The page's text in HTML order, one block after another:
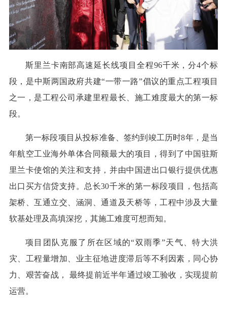
斯里兰卡南部高速延长线项目全程96千米，分4个标
段，是中斯两国政府共建“一带一路”倡议的重点工程项目
之一，是工程公司承建里程最长、施工难度最大的第一标
段。
第一标段项目从投标准备、签约到竣工历时8年，是当
年航空工业海外单体合同额最大的项目，得到了中国驻斯
里兰卡使馆的关注和支持，并由中国进出口银行提供优惠
出口买方信贷支持。总长30千米的第一标段项目，包括高
架桥、互通立交、涵洞、通道及天桥等，工程中涉及大量
软基处理及高填深挖，其施工难度可想而知。
项目团队克服了所在区域的“双雨季”天气、特大洪
灾、工程量增加、业主征地进度滞后等不利因素，同心协
力、艰苦奋战， 最终提前近半年通过竣工验收，实现提前
运营。